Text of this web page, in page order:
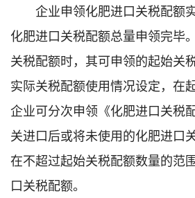
企业申领化肥进口关税配额
化肥进口关税配额总量申领完毕
关税配额时，其可申领的起始关
实际关税配额使用情况设定，在
企业可分次申领《化肥进口关税
关进口后或将未使用的化肥进口
在不超过起始关税配额数量的范
口关税配额。